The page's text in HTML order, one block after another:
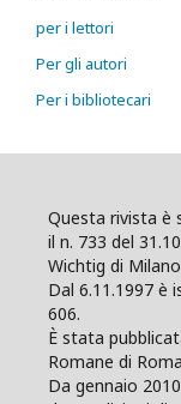
per i lettori
Per gli autori
Per i bibliotecari
Questa rivista è
il n. 733 del
Wichtig di
Dal 6.11.1997 è
606.
È stata
Romane di
Da gennaio